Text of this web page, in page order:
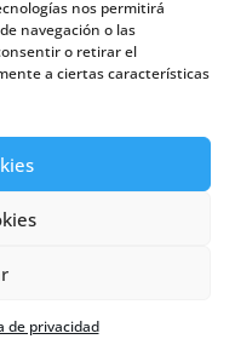
nos permitirá
navegación o las
o retirar el
a ciertas características
de privacidad
Política de